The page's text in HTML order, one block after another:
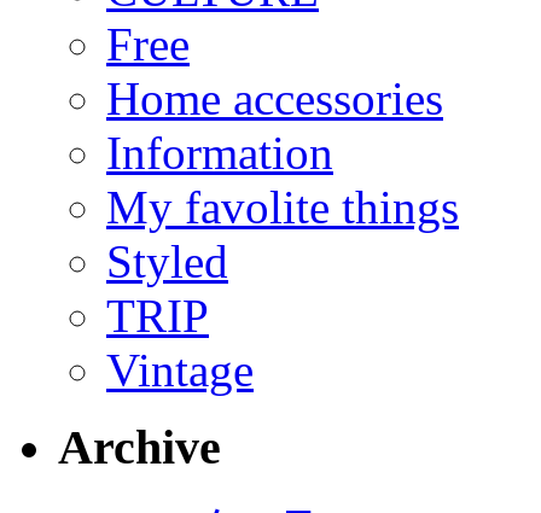
Free
Home accessories
Information
My favolite things
Styled
TRIP
Vintage
Archive